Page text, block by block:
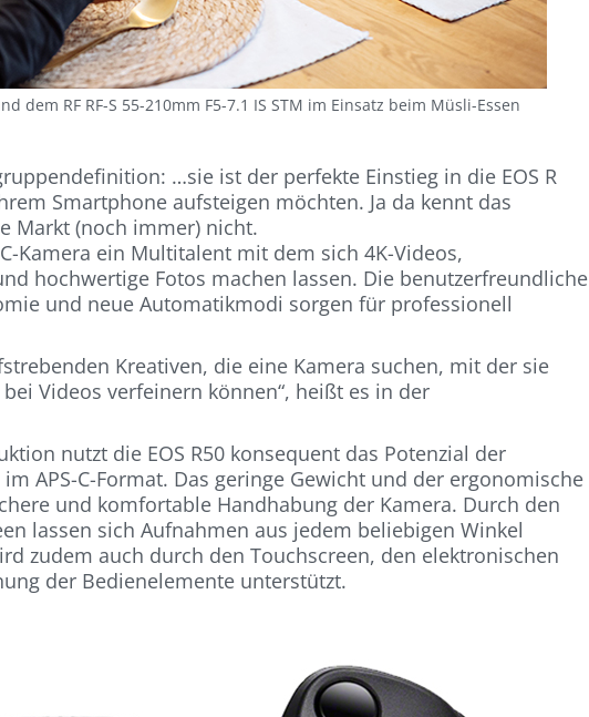
dem RF RF-S 55-210mm F5-7.1 IS STM im Einsatz beim Müsli-Essen
…sie ist der perfekte Einstieg in die EOS R
Smartphone aufsteigen möchten. Ja da kennt das
Markt (noch immer) nicht.
Kamera ein Multitalent mit dem sich 4K-Videos,
hochwertige Fotos machen lassen. Die benutzerfreundliche
und neue Automatikmodi sorgen für professionell
Kreativen, die eine Kamera suchen, mit der sie
Videos verfeinern können“, heißt es in der
nutzt die EOS R50 konsequent das Potenzial der
APS-C-Format. Das geringe Gewicht und der ergonomische
und komfortable Handhabung der Kamera. Durch den
lassen sich Aufnahmen aus jedem beliebigen Winkel
zudem auch durch den Touchscreen, den elektronischen
der Bedienelemente unterstützt.